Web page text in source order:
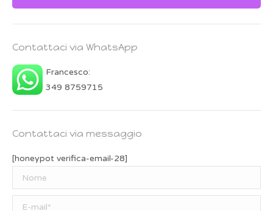
Contattaci via WhatsApp
Francesco:
349 8759715
Contattaci via messaggio
[honeypot verifica-email-28]